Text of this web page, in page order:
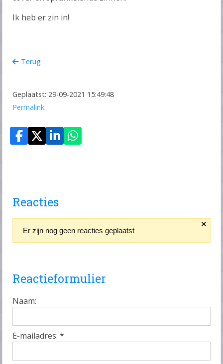
Ik heb er zin in!
Terug
Geplaatst: 29-09-2021 15:49:48
Permalink
Reacties
Er zijn nog geen reacties geplaatst
Reactieformulier
Naam:
E-mailadres:*